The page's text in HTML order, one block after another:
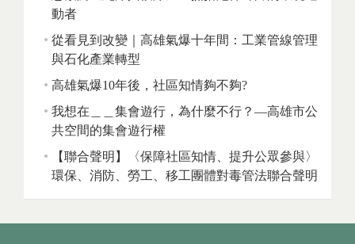
動者
從看見到改變｜高雄氣爆十年間：工業管線管理
與石化產業轉型
高雄氣爆10年後，社區知情夠不夠?
我想在＿＿集會遊行，為什麼不行？—高雄市公
共空間的集會遊行權
【聯合聲明】〈保障社區知情、提升公眾參與〉
環保、消防、勞工、移工團體對毒管法聯合聲明